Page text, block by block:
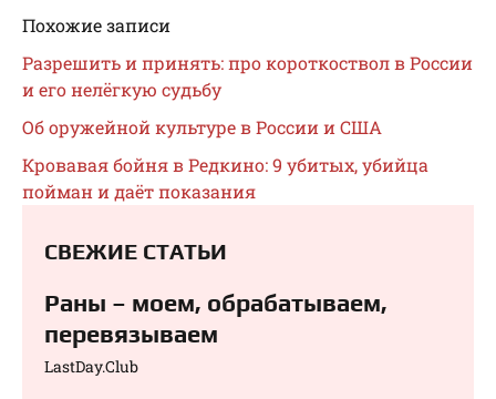
Похожие записи
Разрешить и принять: про короткоствол в России
и его нелёгкую судьбу
Об оружейной культуре в России и США
Кровавая бойня в Редкино: 9 убитых, убийца
пойман и даёт показания
СВЕЖИЕ СТАТЬИ
Раны – моем, обрабатываем,
перевязываем⁠⁠
LastDay.Club